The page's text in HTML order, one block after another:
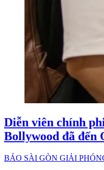
Diễn viên chính
Bollywood đã đến
BÁO SÀI GÒN GIẢI